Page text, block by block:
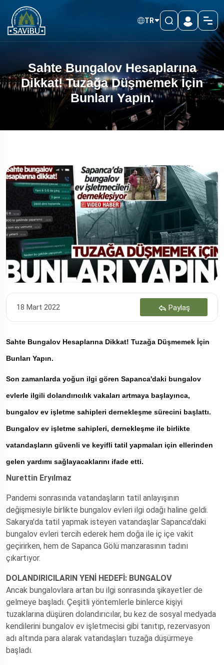
TR
Sahte Bungalov Hesaplarına
Dikkat! Tuzağa Düşmemek İçin
Bunları Yapın.
18 Mart 2022 Paylaş
Sahte Bungalov Hesaplarına Dikkat! Tuzağa Düşmemek İçin
Bunları Yapın.
Son zamanlarda yoğun ilgi gören Sapanca'daki bungalov
evlerle ilgili dolandırıcılık vakaları artmaya başlayınca,
bungalov ev işletme sahipleri dernekleşme sürecini başlattı.
Bungalov ev işletme sahipleri, dernekleşme ile birlikte
vatandaşların güvenli ve keyifli tatil yapmaları için ellerinden
gelen yardımı sağlayacaklarını ifade etti.
Nurettin Eryılmaz
Pandemi sonrasında vatandaşların tatil anlayışının
değişmesiyle birlikte bungalov evleri ilgi odağı haline geldi.
Sakarya'da tatil yapmak isteyen vatandaşlar Sapanca'daki
bungalov evleri tercih ederek hem doğa ile iç içe vakit
geçirirken, hem de Sapanca Gölü manzarasının tadını
çıkartıyor.
DOLANDIRICILARIN YENİ HEDEFİ: BUNGALOV
Ancak bungalovlara artan bu ilgi sonrasında şikayetler de
gelmeye başladı. Çeşitli yöntemlerle binlerce kişiyi
tuzaklarına düşüren dolandırıcılar, bu kez de sosyal medyada
kendilerini bungalov ev işletmecisi gibi tanıtıp, rezervasyon
adı altında para alarak vatandaşları tuzağa düşürmeye
başladı.